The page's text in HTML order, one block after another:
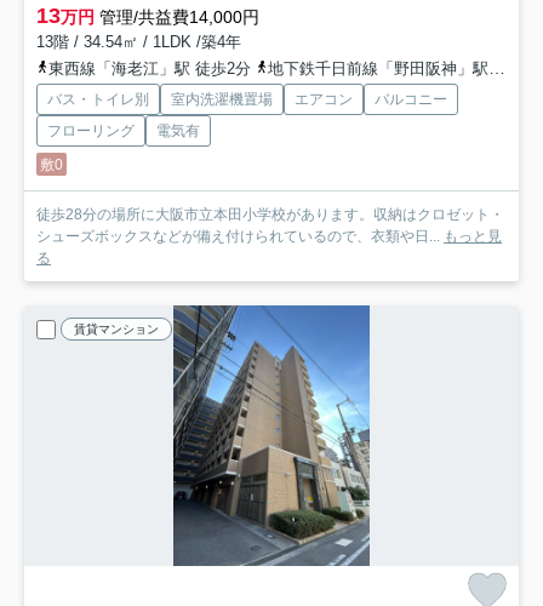
13万円 管理/共益費14,000円
13階 / 34.54㎡ / 1LDK /築4年
東西線「海老江」駅 徒歩2分
地下鉄千日前線「野田阪神」駅 徒歩4分
バス・トイレ別 室内洗濯機置場 エアコン
バルコニー
フローリング
電気有
敷0
徒歩28分の場所に大阪市立本田小学校があります。収納はクロゼット・
シューズボックスなどが備え付けられているので、衣類や日...
もっと見
る
賃貸マンション